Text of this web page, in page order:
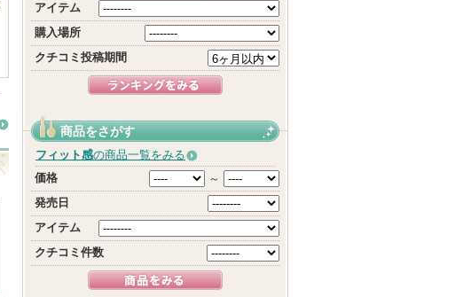
アイテム
購入場所
クチコミ投稿期間
商品をさがす
フィット感の商品一覧をみる
価格
～
発売日
アイテム
クチコミ件数